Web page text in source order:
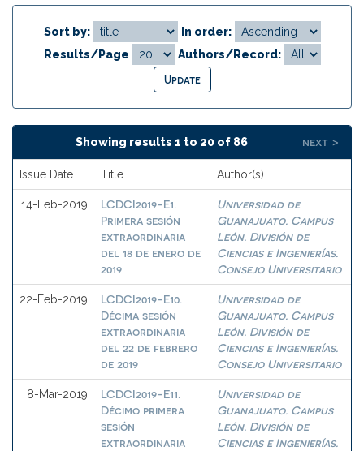
Sort by:
In order:
Results/Page
Authors/Record:
Showing results 1 to 20 of 86 next >
Issue Date Title Author(s)
14-Feb-2019
LCDCI2019-E1.
Primera sesión
extraordinaria
del 18 de enero de
2019
Universidad de
Guanajuato. Campus
León. División de
Ciencias e Ingenierías.
Consejo Universitario
22-Feb-2019
LCDCI2019-E10.
Décima sesión
extraordinaria
del 22 de febrero
de 2019
Universidad de
Guanajuato. Campus
León. División de
Ciencias e Ingenierías.
Consejo Universitario
8-Mar-2019
LCDCI2019-E11.
Décimo primera
sesión
extraordinaria
Universidad de
Guanajuato. Campus
León. División de
Ciencias e Ingenierías.